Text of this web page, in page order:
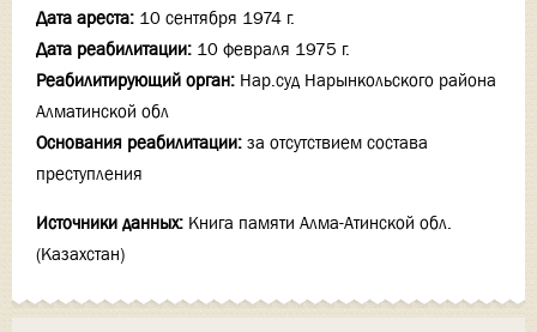
Дата ареста: 10 сентября 1974 г.
Дата реабилитации: 10 февраля 1975 г.
Реабилитирующий орган: Нар.суд Нарынкольского района
Алматинской обл
Основания реабилитации: за отсутствием состава
преступления
Источники данных: Книга памяти Алма-Атинской обл.
(Казахстан)